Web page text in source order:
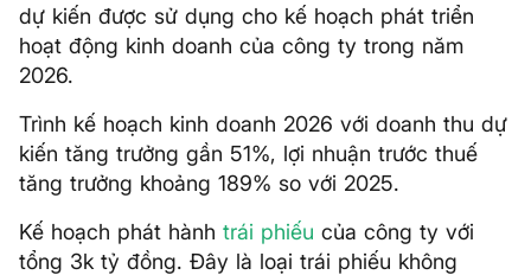
dự kiến được sử dụng cho kế hoạch phát triển
hoạt động kinh doanh của công ty trong năm
2026.
Trình kế hoạch kinh doanh 2026 với doanh thu dự
kiến tăng trưởng gần 51%, lợi nhuận trước thuế
tăng trưởng khoảng 189% so với 2025.
Kế hoạch phát hành trái phiếu của công ty với
tổng 3k tỷ đồng. Đây là loại trái phiếu không